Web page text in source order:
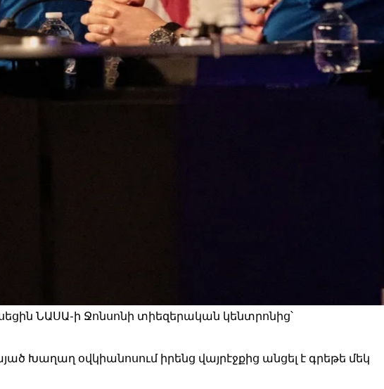
ՆԱՍԱ-ի Ջոնսոնի տիեզերական կենտրոնից՝
Խաղաղ օվկիանոսում իրենց վայրէջքից անցել է գրեթե մեկ